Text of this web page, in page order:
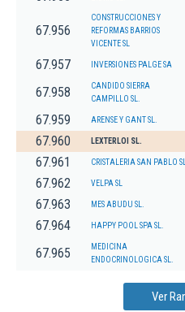
67.956
CONSTRUCCIONES Y
REFORMAS BARRIOS
VICENTE SL
67.957 INVERSIONES PALGE SA
67.958
CANDIDO SIERRA
CAMPILLO SL.
67.959 ARENSE Y GANT SL.
67.960 LEXTERLOI SL.
67.961 CRISTALERIA SAN PABLO
67.962 VELPA SL
67.963 MES ABUDU SL.
67.964 HAPPY POOL SPA SL.
67.965
MEDICINA
ENDOCRINOLOGICA SL.
Ver